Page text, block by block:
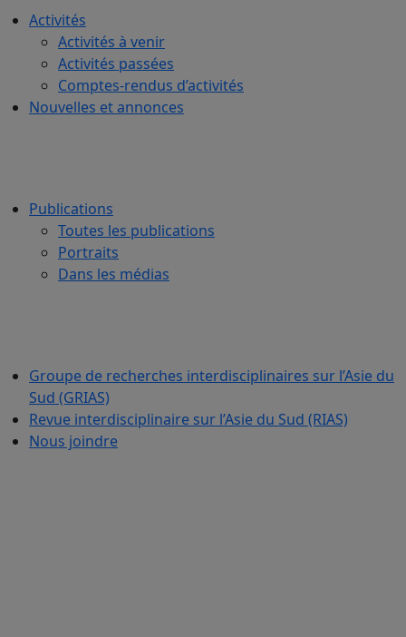
Activités
Activités à venir
Activités passées
Comptes-rendus d’activités
Nouvelles et annonces
Publications
Toutes les publications
Portraits
Dans les médias
Groupe de recherches interdisciplinaires sur l’Asie du
Sud (GRIAS)
Revue interdisciplinaire sur l’Asie du Sud (RIAS)
Nous joindre